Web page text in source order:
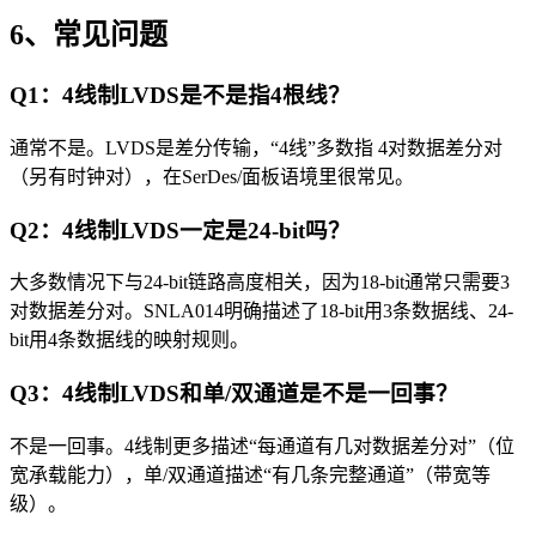
6、常见问题
Q1：4线制LVDS是不是指4根线？
通常不是。LVDS是差分传输，“4线”多数指 4对数据差分对
（另有时钟对），在SerDes/面板语境里很常见。
Q2：4线制LVDS一定是24-bit吗？
大多数情况下与24-bit链路高度相关，因为18-bit通常只需要3
对数据差分对。SNLA014明确描述了18-bit用3条数据线、24-
bit用4条数据线的映射规则。
Q3：4线制LVDS和单/双通道是不是一回事？
不是一回事。4线制更多描述“每通道有几对数据差分对”（位
宽承载能力），单/双通道描述“有几条完整通道”（带宽等
级）。